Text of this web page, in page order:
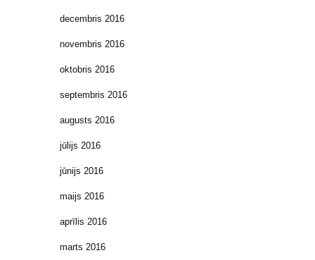
decembris 2016
novembris 2016
oktobris 2016
septembris 2016
augusts 2016
jūlijs 2016
jūnijs 2016
maijs 2016
aprīlis 2016
marts 2016